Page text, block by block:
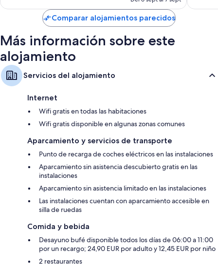
de
109 €
Comparar alojamientos parecidos
Más información sobre este
alojamiento
Servicios del alojamiento
Internet
Wifi gratis en todas las habitaciones
Wifi gratis disponible en algunas zonas comunes
Aparcamiento y servicios de transporte
Punto de recarga de coches eléctricos en las instalaciones
Aparcamiento sin asistencia descubierto gratis en las
instalaciones
Aparcamiento sin asistencia limitado en las instalaciones
Las instalaciones cuentan con aparcamiento accesible en
silla de ruedas
Comida y bebida
Desayuno bufé disponible todos los días de 06:00 a 11:00
por un recargo; 24,90 EUR por adulto y 12,45 EUR por niño
2 restaurantes